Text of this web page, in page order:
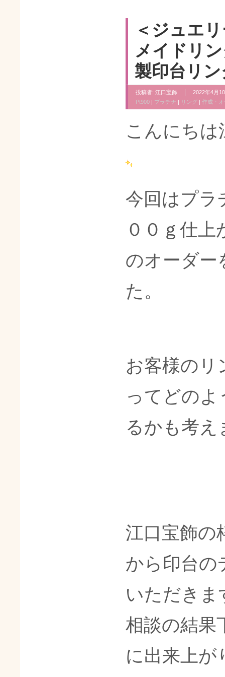
＜ジュエ
メイドリ
製印台リ
投稿者: 江口宝飾
2022年4月
Pt900
プラチナ リング 作成・
こんにちは
今回はプラ
００ｇ仕
のオーダー
た。
お客様のリ
ってどの
るかも考え
江口宝飾の
から印台の
いただきま
相談の結果
に出来上が